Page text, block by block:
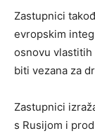
Zastupnici
evropskim
osnovu vlastitih
biti vezana za
Zastupnici
s Rusijom i